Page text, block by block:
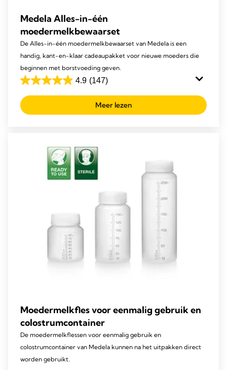
Medela Alles-in-één
moedermelkbewaarset
De Alles-in-één moedermelkbewaarset van Medela is een
handig, kant-en-klaar cadeaupakket voor nieuwe moeders die
beginnen met borstvoeding geven.
4.9 (147)
4.9
van
de
beoordelingen
Meer lezen
Moedermelkfles voor eenmalig gebruik en
colostrumcontainer
De moedermelkflessen voor eenmalig gebruik en
colostrumcontainer van Medela kunnen na het uitpakken direct
worden gebruikt.